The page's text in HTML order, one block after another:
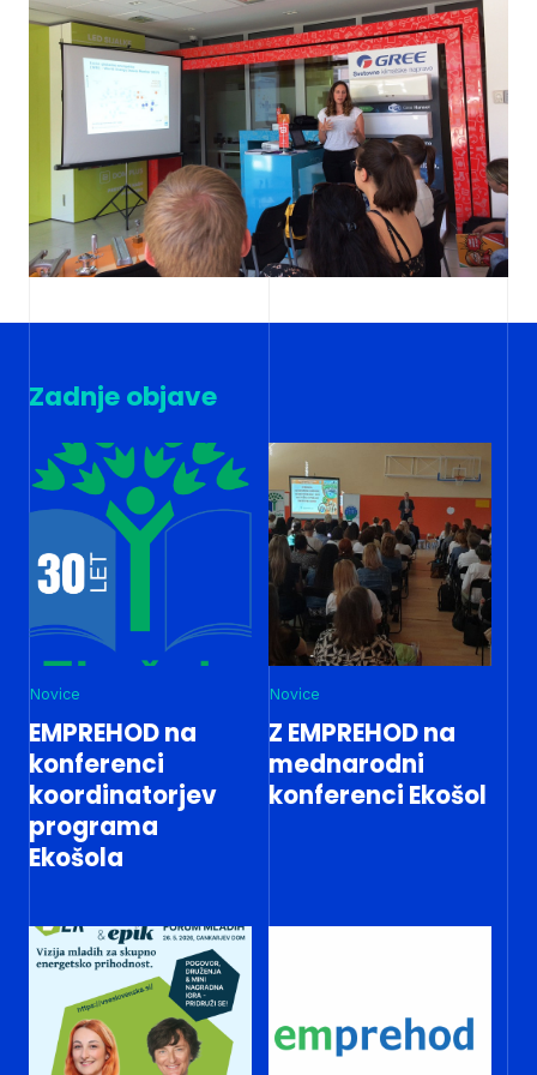
Zadnje objave
Novice
EMPREHOD na
konferenci
koordinatorjev
programa
Ekošola
Novice
Z EMPREHOD na
mednarodni
konferenci Ekošol